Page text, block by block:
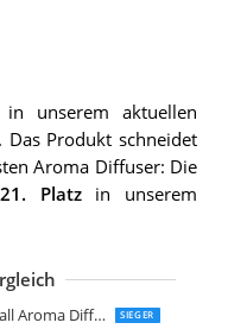
unserem aktuellen
Das Produkt schneidet
Aroma Diffuser: Die
21. Platzin unserem
InLine 40154 SmartHome Ultraschall Aroma Diffusor SIEGER
Aroma Diffuser
Living Aroma Diffuser
Aroma Diffuser
Aroma Diffuser mit Flammen
AD2001-W
500mL Aroma Diffuser
Aroma Diffuser Kabellos
Aroma Diffuser LED Lampe
Aroma Diffuser 300ml